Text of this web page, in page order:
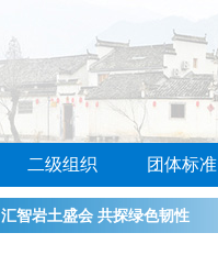
二级组织 团体标准
汇智岩土盛会 共探绿色韧性